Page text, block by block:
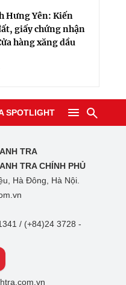
Hưng Yên: Kiến
giấy chứng nhận
hàng xăng dầu
SPOTLIGHT
TRA
TRA CHÍNH PHỦ
Hà Đông, Hà Nội.
/ (+84)24 3728 -